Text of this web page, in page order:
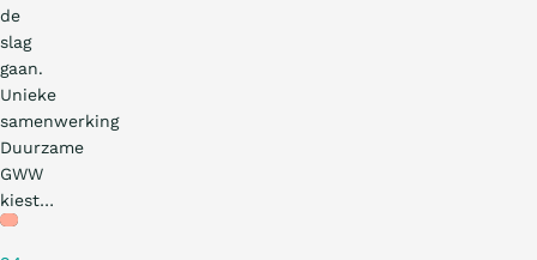
de
slag
gaan.
Unieke
samenwerking
Duurzame
GWW
kiest…Nieuws